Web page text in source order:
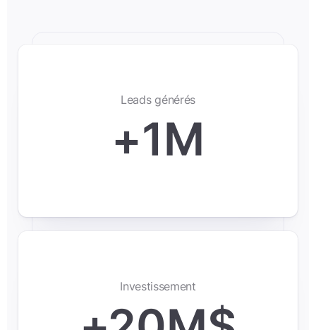
Leads générés
+1M
Investissement